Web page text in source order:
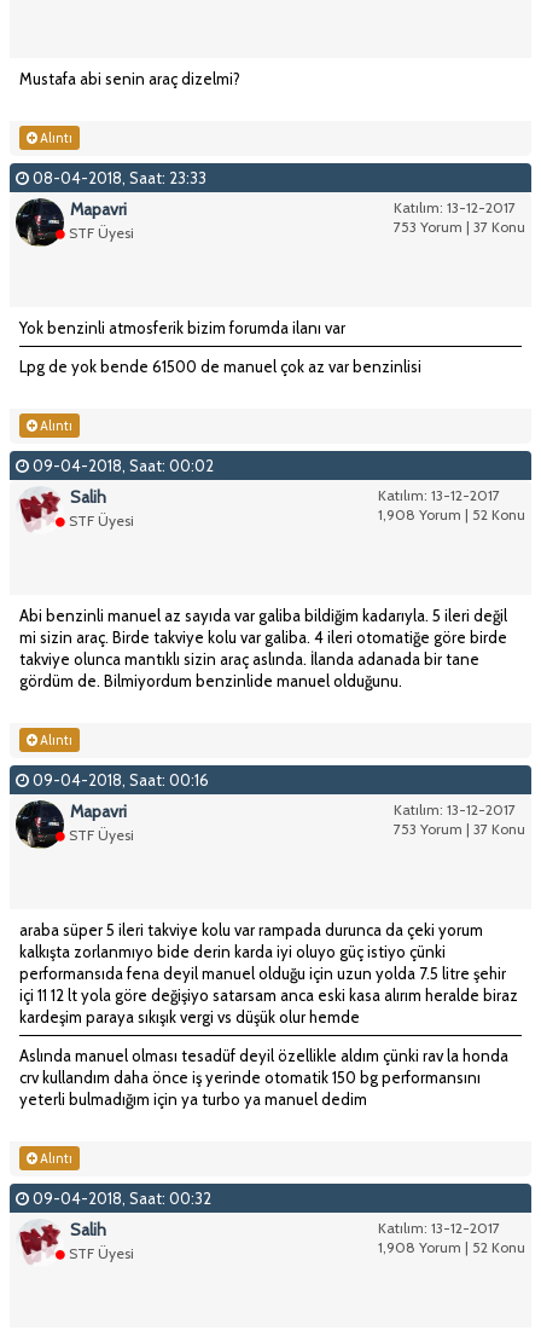
Mustafa abi senin araç dizelmi?
Alıntı
08-04-2018, Saat: 23:33
Katılım: 13-12-2017
753 Yorum | 37 Konu
Mapavri
STF Üyesi
Yok benzinli atmosferik bizim forumda ilanı var
Lpg de yok bende 61500 de manuel çok az var benzinlisi
Alıntı
09-04-2018, Saat: 00:02
Katılım: 13-12-2017
1,908 Yorum | 52 Konu
Salih
STF Üyesi
Abi benzinli manuel az sayıda var galiba bildiğim kadarıyla. 5 ileri değil
mi sizin araç. Birde takviye kolu var galiba. 4 ileri otomatiğe göre birde
takviye olunca mantıklı sizin araç aslında. İlanda adanada bir tane
gördüm de. Bilmiyordum benzinlide manuel olduğunu.
Alıntı
09-04-2018, Saat: 00:16
Katılım: 13-12-2017
753 Yorum | 37 Konu
Mapavri
STF Üyesi
araba süper 5 ileri takviye kolu var rampada durunca da çeki yorum
kalkışta zorlanmıyo bide derin karda iyi oluyo güç istiyo çünki
performansıda fena deyil manuel olduğu için uzun yolda 7.5 litre şehir
içi 11 12 lt yola göre değişiyo satarsam anca eski kasa alırım heralde biraz
kardeşim paraya sıkışık vergi vs düşük olur hemde
Aslında manuel olması tesadüf deyil özellikle aldım çünki rav la honda
crv kullandım daha önce iş yerinde otomatik 150 bg performansını
yeterli bulmadığım için ya turbo ya manuel dedim
Alıntı
09-04-2018, Saat: 00:32
Katılım: 13-12-2017
1,908 Yorum | 52 Konu
Salih
STF Üyesi